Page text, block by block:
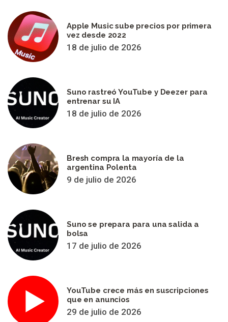
Apple Music sube precios por primera
vez desde 2022
18 de julio de 2026
Suno rastreó YouTube y Deezer para
entrenar su IA
18 de julio de 2026
Bresh compra la mayoría de la
argentina Polenta
9 de julio de 2026
Suno se prepara para una salida a
bolsa
17 de julio de 2026
YouTube crece más en suscripciones
que en anuncios
29 de julio de 2026